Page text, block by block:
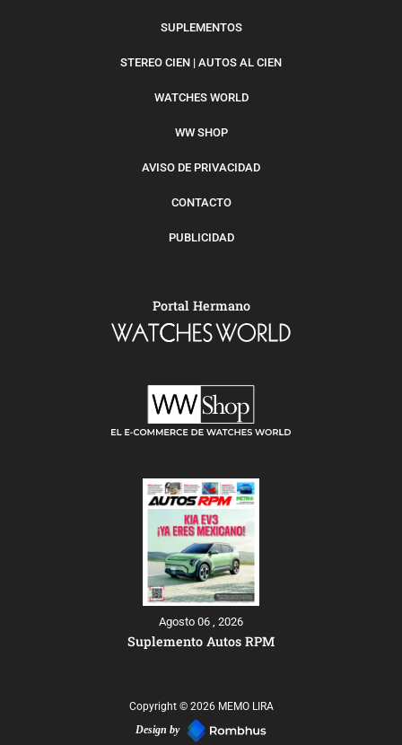
SUPLEMENTOS
STEREO CIEN | AUTOS AL CIEN
WATCHES WORLD
WW SHOP
AVISO DE PRIVACIDAD
CONTACTO
PUBLICIDAD
Portal Hermano
Agosto 06 , 2026
Suplemento Autos RPM
Copyright © 2026 MEMO LIRA
Design by